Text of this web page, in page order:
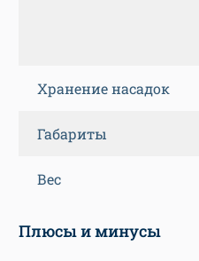
Хранение насадок
Габариты
Вес
Плюсы и минусы